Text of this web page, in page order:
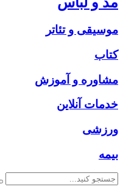
موسیقی و تئاتر
کتاب
مشاوره و آموزش
خدمات آنلاین
ورزشی
بیمه